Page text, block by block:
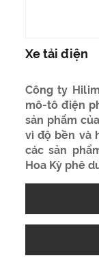
Xe tải điện
Công ty
mô-tô điện
sản phẩm
vì độ bền và
các sản
Hoa Kỳ phê